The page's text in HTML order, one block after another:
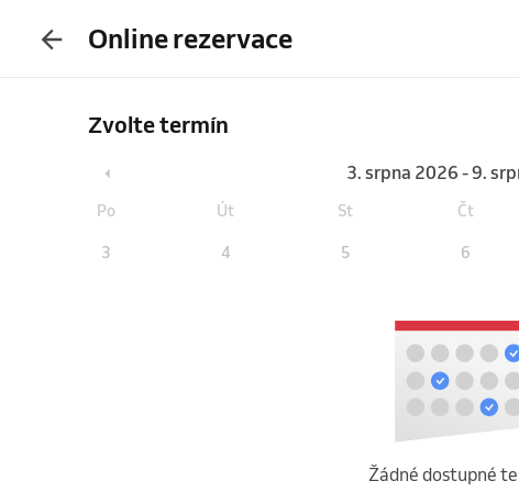
Online rezervace
Zvolte termín
3. srpna 2026 - 9.
Po Út St Čt
3 4 5 6
Žádné dostupné